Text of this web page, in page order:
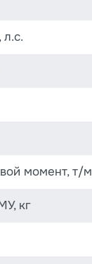
момент, т/м
кг